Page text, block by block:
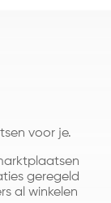
voor je.
geregeld
al winkelen